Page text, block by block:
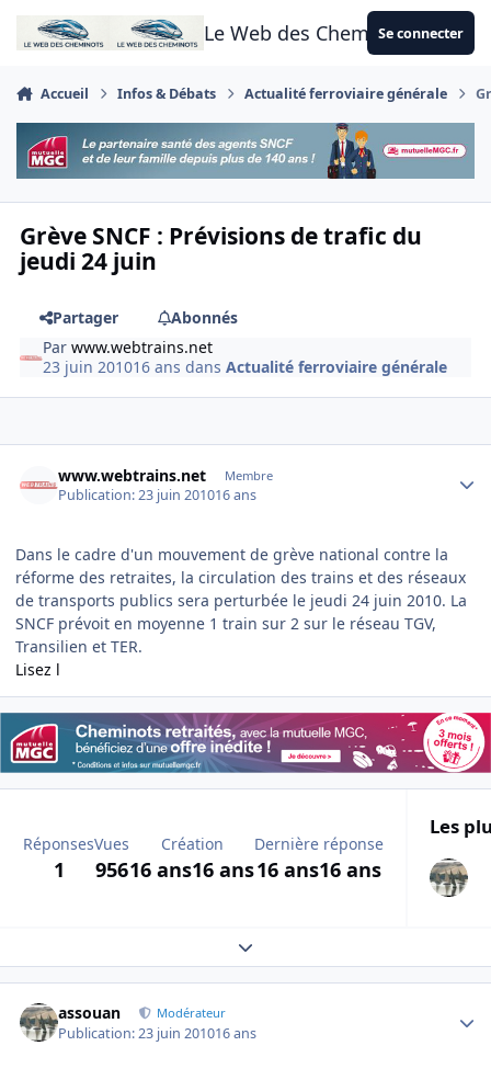
Aller au contenu
Le Web des CheminotsSe connecter
Accueil Infos & Débats Actualité ferroviaire générale
Grève SNCF : Prévisions de trafic du
jeudi 24 juin
Partager
Abonnés
Parwww.webtrains.net
23 juin 201016 ans dansActualité ferroviaire générale
www.webtrains.net Membre
Publication:23 juin 201016 ans
Dans le cadre d'un mouvement de grève national contre la
réforme des retraites, la circulation des trains et des réseaux
de transports publics sera perturbée le jeudi 24 juin 2010. La
SNCF prévoit en moyenne 1 train sur 2 sur le réseau TGV,
Transilien et TER.
Lisez l
Réponses
1
Vues
956
Création
16 ans16 ans
Dernière réponse
16 ans16 ans
Les
Expand topic overview
assouan Modérateur
Publication:23 juin 201016 ans